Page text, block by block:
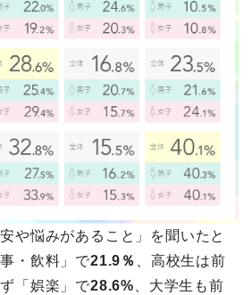
や悩みがあること」を聞いたと
・飲料」で21.9％ 、高校生は前
「娯楽」で28.6%、大学生も前